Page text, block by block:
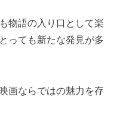
物語の入り口として楽
っても新たな発見が多
画ならではの魅力を存